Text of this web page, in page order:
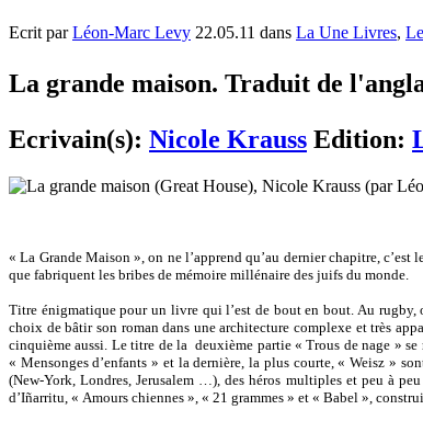
Ecrit parLéon-Marc Levy 22.05.11 dans La Une Livres,
La grande maison. Traduit de
Ecrivain(s): Nicole Krauss Edition:
« La Grande Maison », on ne l’apprend qu’au dernier chapitre,
que fabriquent les bribes de mémoire millénaire des juifs du monde.
Titre énigmatique pour un livre qui l’est de bout en bout. Au
choix de bâtir son roman dans une architecture complexe et très
cinquième aussi. Le titre de la deuxième partie « Trous de nage »
« Mensonges d’enfants » et la dernière, la plus courte, « Weisz »
(New-York, Londres, Jerusalem …), des héros multiples et peu à
d’Iñarritu, « Amours chiennes », « 21 grammes » et « Babel »,